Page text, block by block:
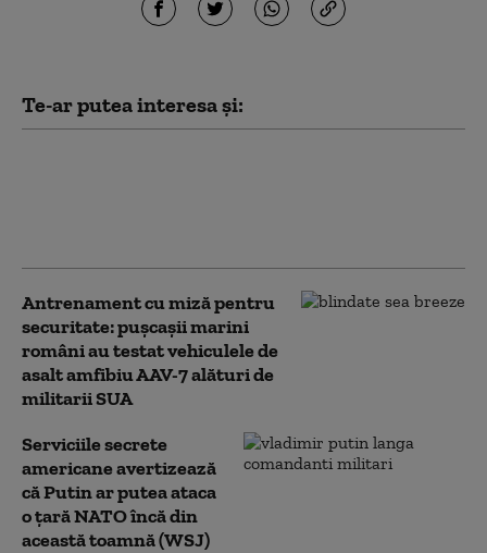
Te-ar putea interesa și:
Antrenament cu miză pentru
securitate: pușcașii marini
români au testat vehiculele de
asalt amfibiu AAV-7 alături de
militarii SUA
Serviciile secrete
americane avertizează
că Putin ar putea ataca
o țară NATO încă din
această toamnă (WSJ)